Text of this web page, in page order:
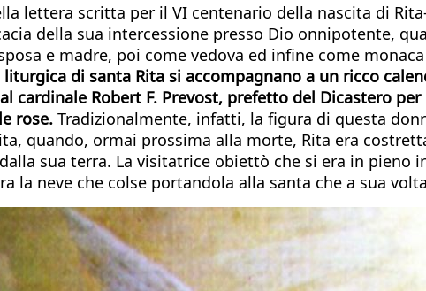
lettera scritta per il VI centenario della nascita di
della sua intercessione presso Dio onnipotente,
e madre, poi come vedova ed infine come
di santa Rita si accompagnano a un ricco
cardinale Robert F. Prevost, prefetto del Dicastero
rose. Tradizionalmente, infatti, la figura di questa
quando, ormai prossima alla morte, Rita era
sua terra. La visitatrice obiettò che si era in
la neve che colse portandola alla santa che a sua